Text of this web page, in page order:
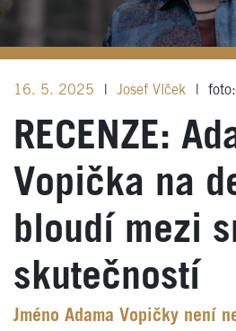
16. 5. 2025 Josef Vlček
RECENZE:
Vopička na
bloudí mezi
skutečností
Jméno Adama Vopičky není